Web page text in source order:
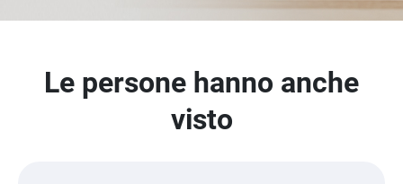
Le persone hanno anche
visto